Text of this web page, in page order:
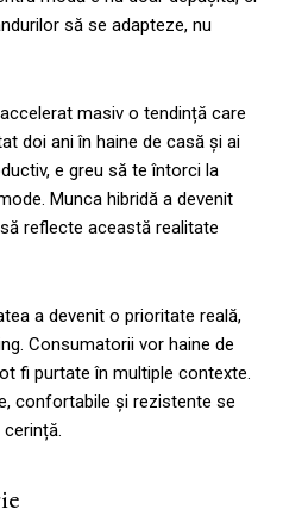
să se adapteze, nu
masiv o tendință care
doi ani în haine de casă și ai
e greu să te întorci la
Munca hibridă a devenit
reflecte această realitate
a devenit o prioritate reală,
Consumatorii vor haine de
fi purtate în multiple contexte.
confortabile și rezistente se